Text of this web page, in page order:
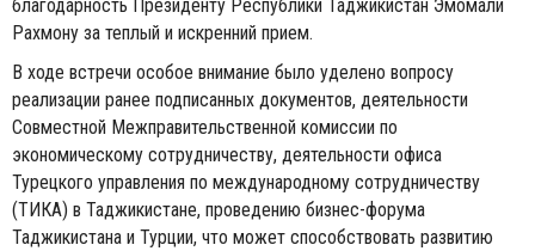
благодарность Президенту Республики Таджикистан Эмомали
Рахмону за теплый и искренний прием.
В ходе встречи особое внимание было уделено вопросу
реализации ранее подписанных документов, деятельности
Совместной Межправительственной комиссии по
экономическому сотрудничеству, деятельности офиса
Турецкого управления по международному сотрудничеству
(ТИКА) в Таджикистане, проведению бизнес-форума
Таджикистана и Турции, что может способствовать развитию